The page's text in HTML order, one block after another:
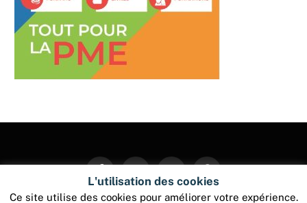
FacebookTwitter InstagramPinterest
L'utilisation des cookies
Ce site utilise des cookies pour améliorer votre expérience.